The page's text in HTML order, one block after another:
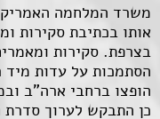
משרד המלחמה
אותו בכתיבת סקירות
בצרפת. סקירות
הסתמכות על עדות
הופצו ברחבי ארה"ב
כן התבקש לערוך